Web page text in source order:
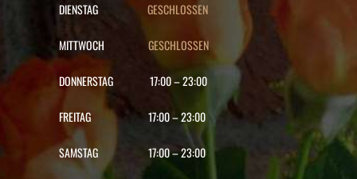
DIENSTAG GESCHLOSSEN
MITTWOCH GESCHLOSSEN
DONNERSTAG 17:00–23:00
FREITAG 17:00–23:00
SAMSTAG 17:00–23:00